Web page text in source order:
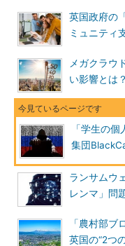
英国政府の
ミュニティ
メガクラウ
い影響とは？
「学生の
集団
ランサムウ
レンマ」問
「農村部ブ
英国の“2つ